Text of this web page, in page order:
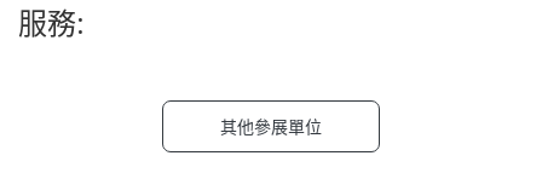
服務:
其他參展單位